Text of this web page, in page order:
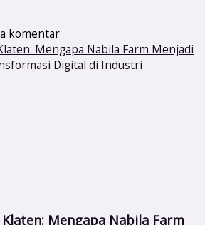
komentar
Mengapa Nabila Farm